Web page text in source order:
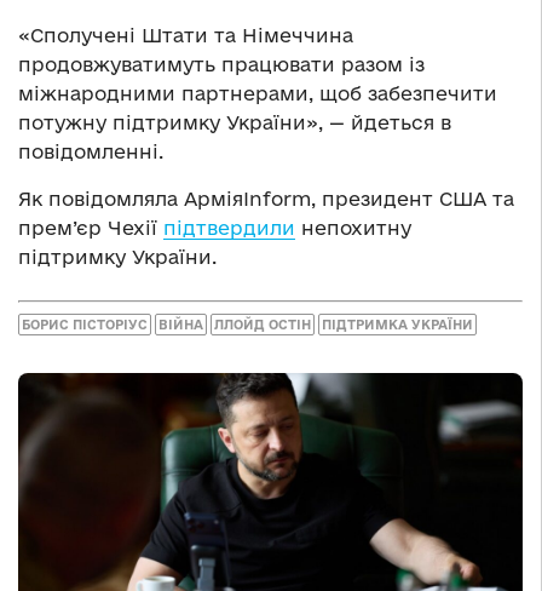
«Сполучені Штати та Німеччина
продовжуватимуть працювати разом із
міжнародними партнерами, щоб забезпечити
потужну підтримку України», — йдеться в
повідомленні.
Як повідомляла АрміяInform, президент США та
прем’єр Чехії підтвердили непохитну
підтримку України.
БОРИС ПІСТОРІУС ВІЙНА ЛЛОЙД ОСТІН ПІДТРИМКА УКРАЇНИ